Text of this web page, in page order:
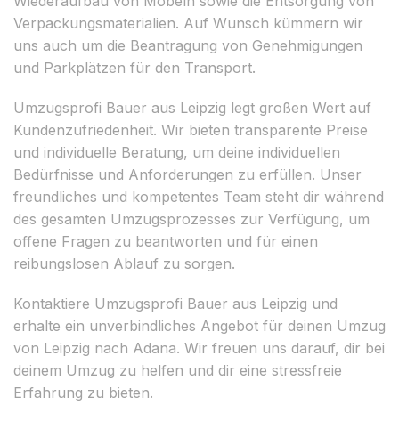
Verpackungsmaterialien. Auf Wunsch kümmern wir
uns auch um die Beantragung von Genehmigungen
und Parkplätzen für den Transport.
Umzugsprofi Bauer aus Leipzig legt großen Wert auf
Kundenzufriedenheit. Wir bieten transparente Preise
und individuelle Beratung, um deine individuellen
Bedürfnisse und Anforderungen zu erfüllen. Unser
freundliches und kompetentes Team steht dir während
des gesamten Umzugsprozesses zur Verfügung, um
offene Fragen zu beantworten und für einen
reibungslosen Ablauf zu sorgen.
Kontaktiere Umzugsprofi Bauer aus Leipzig und
erhalte ein unverbindliches Angebot für deinen Umzug
von Leipzig nach Adana. Wir freuen uns darauf, dir bei
deinem Umzug zu helfen und dir eine stressfreie
Erfahrung zu bieten.